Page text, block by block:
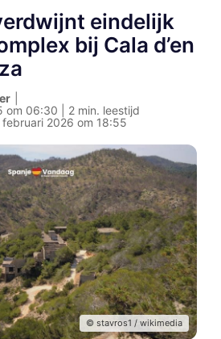
eindelijk
bij Cala d’en
om 06:30 | 2 min. leestijd
februari 2026 om 18:55
© stavros1 / wikimedia